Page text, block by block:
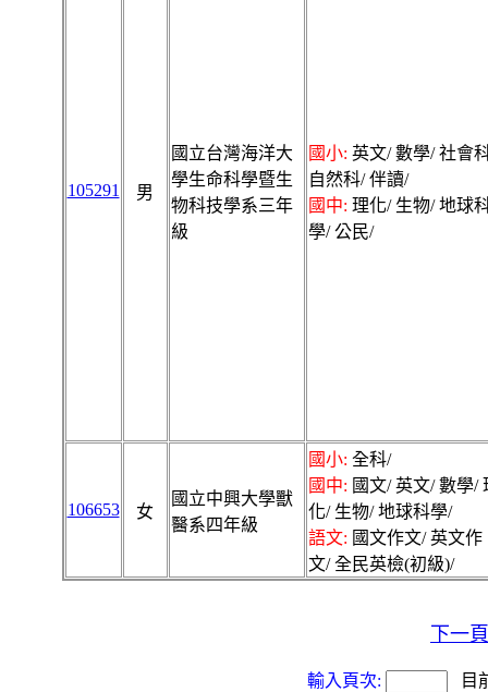
105291 男
國立台灣海洋大
學生命科學暨生
物科技學系三年
級
國小: 英文/ 數學/ 社會
自然科/ 伴讀/
國中: 理化/ 生物/ 地球
學/ 公民/
106653 女
國立中興大學獸
醫系四年級
國小: 全科/
國中: 國文/ 英文/ 數學/
化/ 生物/ 地球科學/
語文: 國文作文/ 英文作
文/ 全民英檢(初級)/
下一頁
輸入頁次:
目